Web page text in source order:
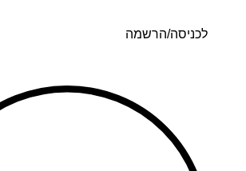
לכניסה/הרשמה